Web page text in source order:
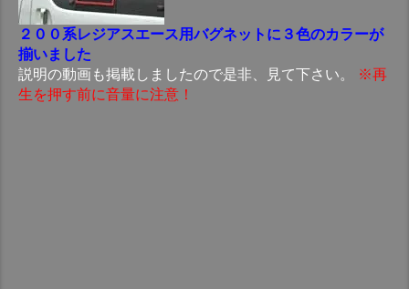
２００系レジアスエース用バグネットに３色のカラーが
揃いました
説明の動画も掲載しましたので是非、見て下さい。
※再
生を押す前に音量に注意！